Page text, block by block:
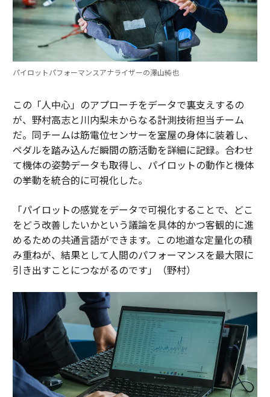
パイロットパフォーマンスアナライザーの澤山純也
この「人中心」のアプローチをデータで裏支えするの
が、野村高志と川内梨未からなる計測技術担当チーム
だ。同チームは筋電位センサーを室屋の身体に装着し、
ペダルを踏み込んだ瞬間の筋活動を詳細に記録。合わせ
て機体の姿勢データも取得し、パイロットの動作と機体
の挙動を統合的に可視化した。
「パイロットの感覚をデータで可視化することで、どこ
をどう改善したいかという議論を具体的かつ客観的に進
めるための共通言語ができます。この地道な定量化の積
み重ねが、結果として人間のパフォーマンスを最大限に
引き出すことにつながるのです」（野村）